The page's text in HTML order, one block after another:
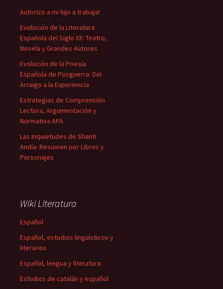
Autorizo a mi hijo a trabajar
Evolución de la Literatura
Española del Siglo XX: Teatro,
Novela y Grandes Autores
Evolución de la Poesía
Española de Posguerra: Del
Arraigo a la Experiencia
Estrategias de Comprensión
Lectora, Argumentación y
Normativa APA
Las Inquietudes de Shanti
Andía: Resumen por Libros y
Personajes
Wiki Literatura
Español
Español, estudios lingüísticos y
literarios
Español, lengua y literatura
Estudios de catalán y español